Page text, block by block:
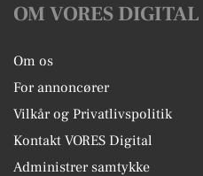
OM VORES DIGITAL
Om os
For annoncører
Vilkår og Privatlivspolitik
Kontakt VORES Digital
Administrer samtykke